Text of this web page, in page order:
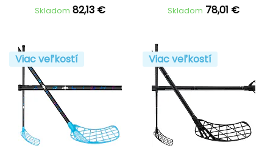
Skladom 82,13 €
Skladom 78,01 €
Viac veľkostí Viac veľkostí